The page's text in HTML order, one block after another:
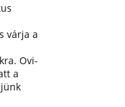
várja a
Ovi-
a